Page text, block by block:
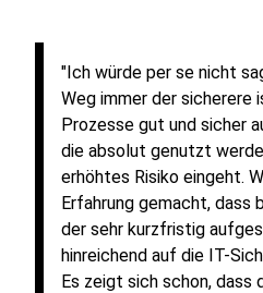
"Ich würde per se nicht
Weg immer der sicherere
Prozesse gut und sicher
die absolut genutzt
erhöhtes Risiko eingeht.
Erfahrung gemacht, dass
der sehr kurzfristig
hinreichend auf die IT-
Es zeigt sich schon, dass